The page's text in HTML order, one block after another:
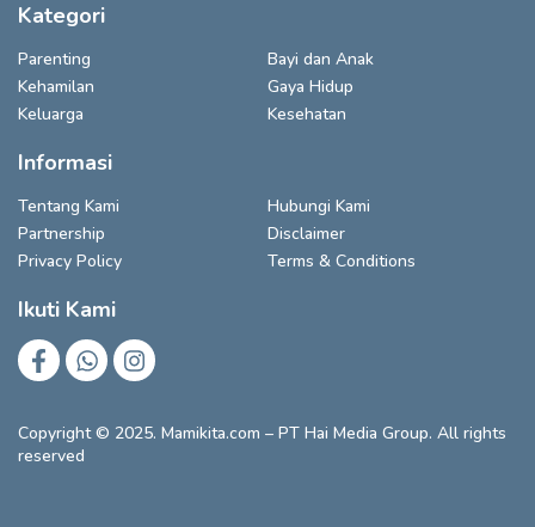
Kategori
Parenting
Bayi dan Anak
Kehamilan
Gaya Hidup
Keluarga
Kesehatan
Informasi
Tentang Kami
Hubungi Kami
Partnership
Disclaimer
Privacy Policy
Terms & Conditions
Ikuti Kami
Copyright © 2025. Mamikita.com – PT Hai Media Group. All rights
reserved